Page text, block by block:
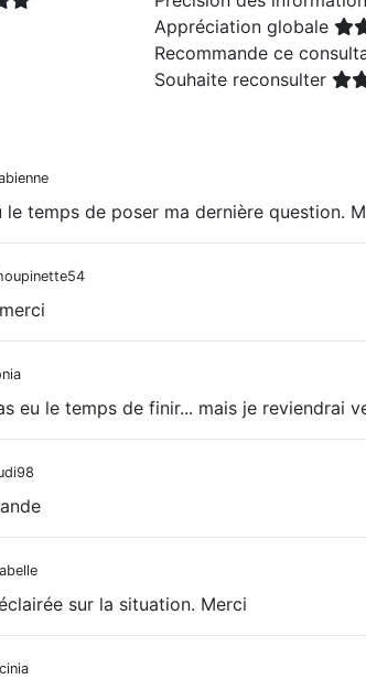
Appréciation globale
Recommande ce
Souhaite reconsulter
le temps de poser ma dernière question.
eu le temps de finir... mais je reviendrai
sur la situation. Merci